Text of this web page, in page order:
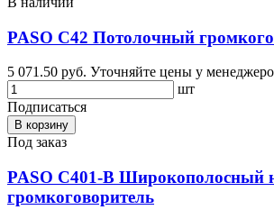
PASO C42 Потолочный
5 071.50 руб. Уточняйте цены у
шт
Подписаться
В корзину
Под заказ
PASO C401-B Широкополосный
громкоговоритель